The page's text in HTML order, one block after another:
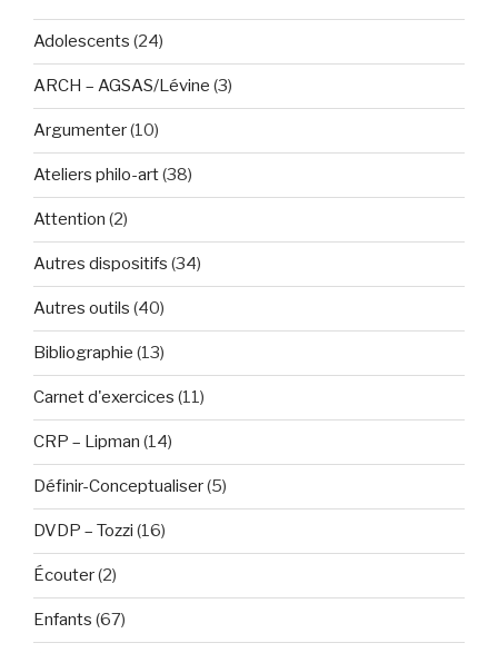
Adolescents (24)
ARCH – AGSAS/Lévine (3)
Argumenter(10)
Ateliers philo-art(38)
Attention (2)
Autres dispositifs (34)
Autres outils (40)
Bibliographie (13)
Carnet d'exercices (11)
CRP – Lipman (14)
Définir-Conceptualiser(5)
DVDP – Tozzi (16)
Écouter(2)
Enfants (67)